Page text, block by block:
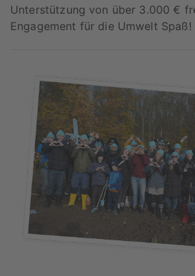
Unterstützung von über 3.000 €
Engagement für die Umwelt Spaß!